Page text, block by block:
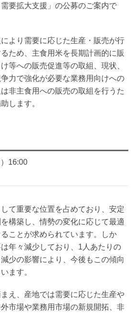
要拡大支援」の公募のご案内で
より需要に応じた生産・販売が行
ため、主食用米を長期計画的に販
等への販売促進等の取組、現状、
力で強化が必要な業務用向けへの
非主食用への販売の取組を行うた
します。
16:00
て重要な位置を占めており、安定
構築し、情勢の変化に応じて最適
ことが求められています。しか
年々減少しており、1人あたりの
少の影響により、今後もこの傾向
ます。
え、産地では需要に応じた生産や
市場や業務用市場の新規開拓、非